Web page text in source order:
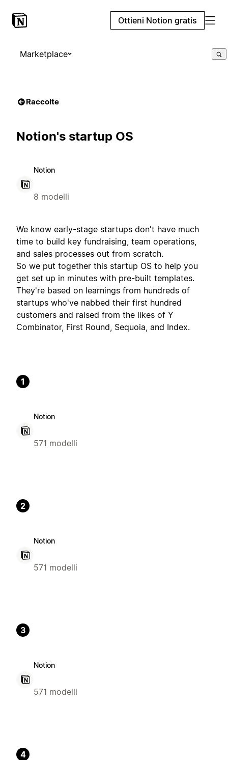
Ottieni Notion gratis
Marketplace
Raccolte
Notion's startup OS
Notion
8 modelli
We know early-stage startups don't have much
time to build key fundraising, team operations,
and sales processes out from scratch.
So we put together this startup OS to help you
get set up in minutes with pre-built templates.
They're based on learnings from hundreds of
startups who've nabbed their first hundred
customers and raised from the likes of Y
Combinator, First Round, Sequoia, and Index.
1
Notion
571 modelli
2
Notion
571 modelli
3
Notion
571 modelli
4